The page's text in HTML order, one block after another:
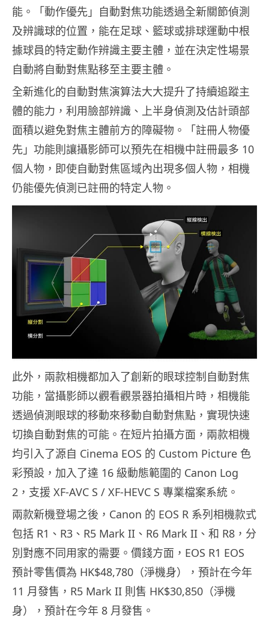
能。「動作優先」自動對焦功能透過全新關節偵測
及辨識球的位置，能在足球、籃球或排球運動中根
據球員的特定動作辨識主要主體，並在決定性場景
自動將自動對焦點移至主要主體。
全新進化的自動對焦演算法大大提升了持續追蹤主
體的能力，利用臉部辨識、上半身偵測及估計頭部
面積以避免對焦主體前方的障礙物。「註冊人物優
先」功能則讓攝影師可以預先在相機中註冊最多 10
個人物，即使自動對焦區域內出現多個人物，相機
仍能優先偵測已註冊的特定人物。
此外，兩款相機都加入了創新的眼球控制自動對焦
功能，當攝影師以觀看觀景器拍攝相片時，相機能
透過偵測眼球的移動來移動自動對焦點，實現快速
切換自動對焦的可能。在短片拍攝方面，兩款相機
均引入了源自 Cinema EOS 的 Custom Picture 色
彩預設，加入了達 16 級動態範圍的 Canon Log
2，支援 XF-AVC S / XF-HEVC S 專業檔案系統。
兩款新機登場之後，Canon 的 EOS R 系列相機款式
包括 R1、R3、R5 Mark II、R6 Mark II、和 R8，分
別對應不同用家的需要。價錢方面，EOS R1 EOS
預計零售價為 HK$48,780（淨機身），預計在今年
11 月發售，R5 Mark II 則售 HK$30,850（淨機
身），預計在今年 8 月發售。